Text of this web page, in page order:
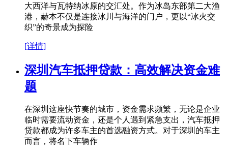
大西洋与瓦特纳冰原的交汇处。作为冰岛东部第二大渔
港，赫本不仅是连接冰川与海洋的门户，更以“冰火交
织”的奇景成为探险
[详情]
深圳汽车抵押贷款：高效解决资金难
题
在深圳这座快节奏的城市，资金需求频繁，无论是企业
临时需要流动资金，还是个人遇到紧急支出，汽车抵押
贷款都成为许多车主的首选融资方式。对于深圳的车主
而言，将名下车辆作